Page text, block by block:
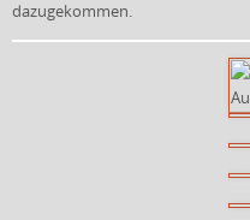
dazugekommen.